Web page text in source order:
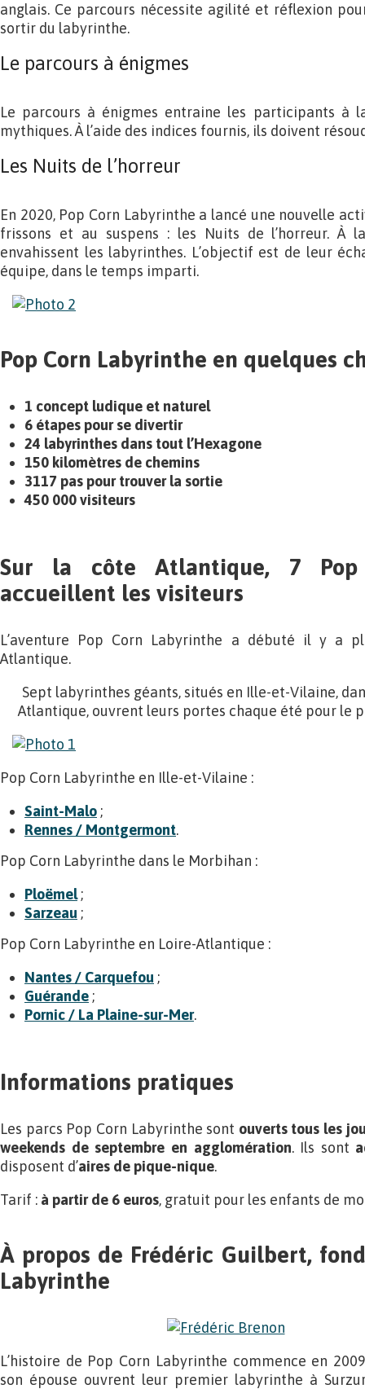
anglais. Ce parcours nécessite agilité et réflexion
sortir du labyrinthe.
Le parcours à énigmes
Le parcours à énigmes entraine les participants à
mythiques. À l’aide des indices fournis, ils doivent
Les Nuits de l’horreur
En 2020, Pop Corn Labyrinthe a lancé une nouvelle
frissons et au suspens : les Nuits de l’horreur. À
envahissent les labyrinthes. L’objectif est de leur
équipe, dans le temps imparti.
Pop Corn Labyrinthe en quelques
1 concept ludique et naturel
6 étapes pour se divertir
24 labyrinthes dans tout l’Hexagone
150 kilomètres de chemins
3117 pas pour trouver la sortie
450 000 visiteurs
Sur la côte Atlantique, 7 Pop
accueillent les visiteurs
L’aventure Pop Corn Labyrinthe a débuté il y a
Atlantique.
Sept labyrinthes géants, situés en Ille-et-Vilaine,
Atlantique, ouvrent leurs portes chaque été pour le
Pop Corn Labyrinthe en Ille-et-Vilaine :
Saint-Malo ;
Rennes / Montgermont.
Pop Corn Labyrinthe dans le Morbihan :
Ploëmel ;
Sarzeau ;
Pop Corn Labyrinthe en Loire-Atlantique :
Nantes / Carquefou ;
Guérande ;
Pornic / La Plaine-sur-Mer.
Informations pratiques
Les parcs Pop Corn Labyrinthe sont ouverts tous les
weekends de septembre en agglomération. Ils sont
disposent d’aires de pique-nique.
Tarif : à partir de 6 euros, gratuit pour les enfants de
À propos de Frédéric Guilbert,
Labyrinthe
L’histoire de Pop Corn Labyrinthe commence en
son épouse ouvrent leur premier labyrinthe à